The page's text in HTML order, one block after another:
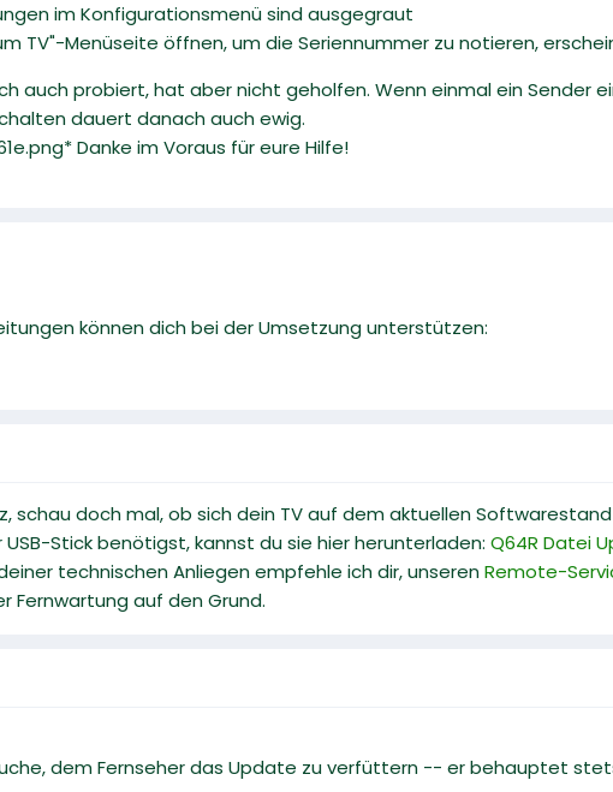
im Konfigurationsmenü sind ausgegraut
TV"-Menüseite öffnen, um die Seriennummer zu notieren,
auch probiert, hat aber nicht geholfen. Wenn einmal ein Sender
dauert danach auch ewig.
Danke im Voraus für eure Hilfe!
können dich bei der Umsetzung unterstützen:
schau doch mal, ob sich dein TV auf dem aktuellen
Stick benötigst, kannst du sie hier herunterladen: Q64R Datei
technischen Anliegen empfehle ich dir, unserenRemote-
Fernwartung auf den Grund.
dem Fernseher das Update zu verfüttern -- er behauptet